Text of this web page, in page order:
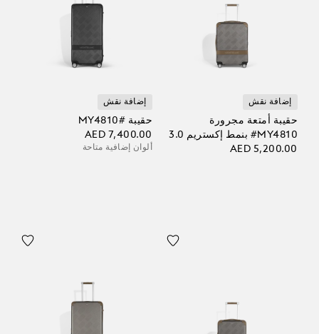
إضافة نقش
حقيبة أمتعة مجرورة
‎#MY4810 بنمط إكستريم 3.0
AED 5,200.00
إضافة نقش
حقيبة #MY4810
AED 7,400.00
ألوان إضافية متاحة